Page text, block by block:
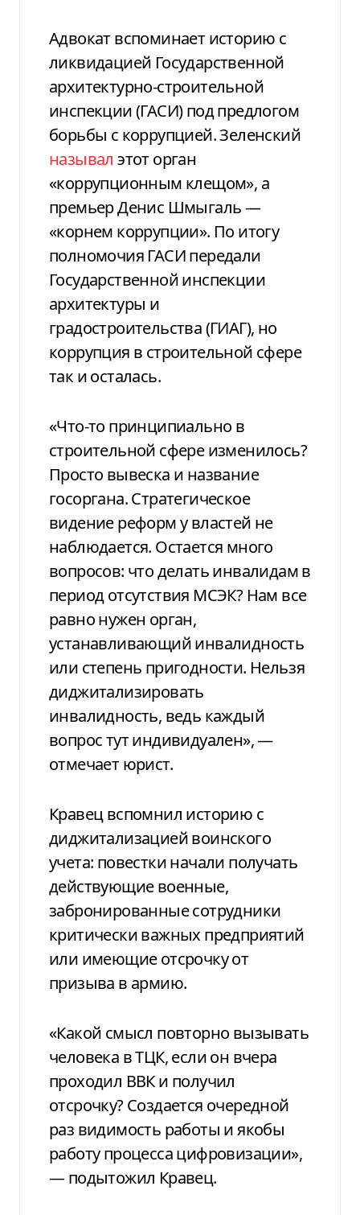
Адвокат вспоминает историю с
ликвидацией Государственной
архитектурно-строительной
инспекции (ГАСИ) под предлогом
борьбы с коррупцией. Зеленский
называл этот орган
«коррупционным клещом», а
премьер Денис Шмыгаль —
«корнем коррупции». По итогу
полномочия ГАСИ передали
Государственной инспекции
архитектуры и
градостроительства (ГИАГ), но
коррупция в строительной сфере
так и осталась.
«Что-то принципиально в
строительной сфере изменилось?
Просто вывеска и название
госоргана. Стратегическое
видение реформ у властей не
наблюдается. Остается много
вопросов: что делать инвалидам в
период отсутствия МСЭК? Нам все
равно нужен орган,
устанавливающий инвалидность
или степень пригодности. Нельзя
диджитализировать
инвалидность, ведь каждый
вопрос тут индивидуален», —
отмечает юрист.
Кравец вспомнил историю с
диджитализацией воинского
учета: повестки начали получать
действующие военные,
забронированные сотрудники
критически важных предприятий
или имеющие отсрочку от
призыва в армию.
«Какой смысл повторно вызывать
человека в ТЦК, если он вчера
проходил ВВК и получил
отсрочку? Создается очередной
раз видимость работы и якобы
работу процесса цифровизации»,
— подытожил Кравец.